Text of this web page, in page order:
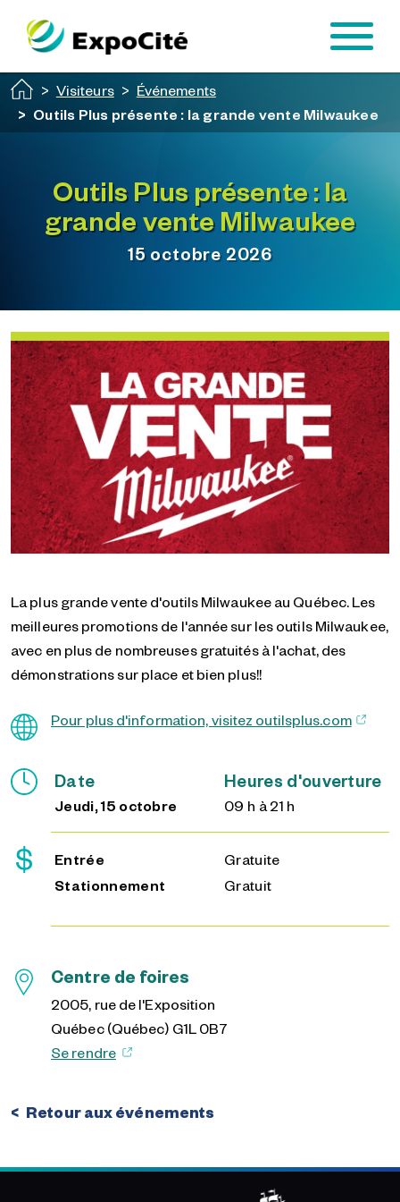
Passer au contenu principal
Visiteurs Événements
Outils Plus présente : la grande vente Milwaukee
Outils Plus présente : la
grande vente Milwaukee
15 octobre 2026
La plus grande vente d'outils Milwaukee au Québec. Les
meilleures promotions de l'année sur les outils Milwaukee,
avec en plus de nombreuses gratuités à l'achat, des
démonstrations sur place et bien plus!!
Pour plus d'information, visitez outilsplus.com
Date Heures d'ouverture
jeudi, 15 octobre 09 h à 21 h
Entrée gratuite
Stationnement gratuit
Centre de foires
2005, rue de l'Exposition
Québec (Québec) G1L 0B7
Se rendre
Retour aux événements